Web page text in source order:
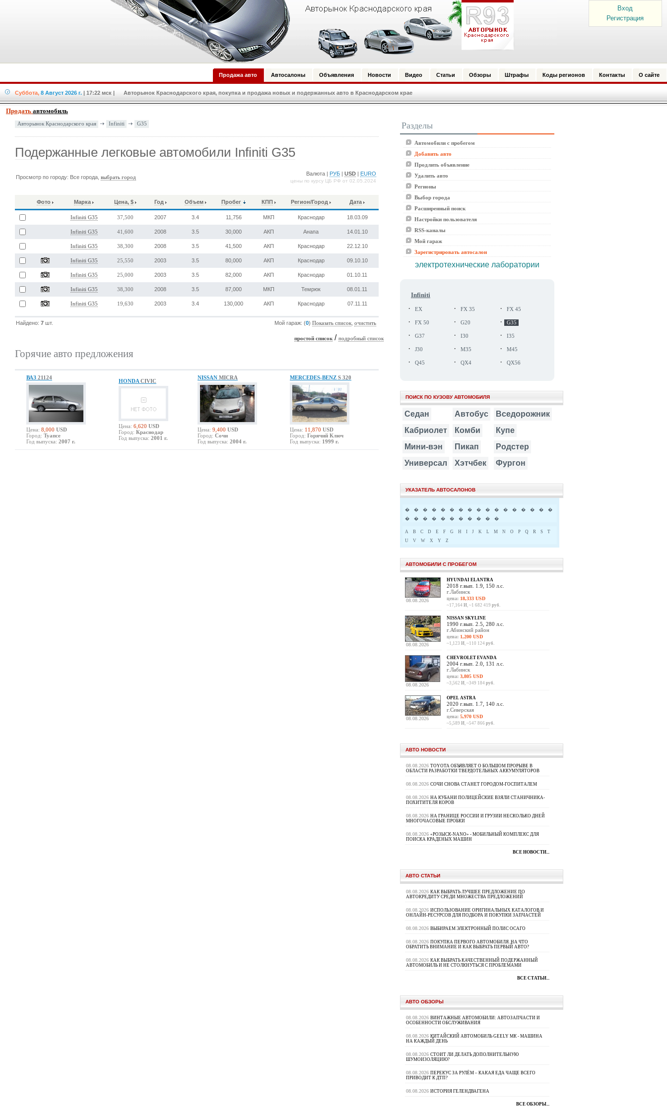
Вход
Регистрация
Продажа авто Автосалоны Объявления Новости Видео Статьи Обзоры Штрафы Коды регионов Контакты О сайте
Суббота, 8 Август 2026 г. | 17:22 мск | Авторынок Краснодарского края, покупка и продажа новых и подержанных авто в Краснодарском крае
Продать автомобиль
Авторынок Краснодарского края Infiniti G35
Подержанные легковые автомобили Infiniti G35
Просмотр по городу: Все города,выбрать город
Валюта | РУБ |USD EURO
цены по курсу ЦБ РФ от 02.05.2024
Фото Марка Цена, $ Год Объем Пробег КПП Регион/Город Дата
Infiniti G35 37,500 2007 3.4 11,756 МКП Краснодар 18.03.09
Infiniti G35 41,600 2008 3.5 30,000 АКП Анапа 14.01.10
Infiniti G35 38,300 2008 3.5 41,500 АКП Краснодар 22.12.10
Infiniti G35 25,550 2003 3.5 80,000 АКП Краснодар 09.10.10
Infiniti G35 25,000 2003 3.5 82,000 АКП Краснодар 01.10.11
Infiniti G35 38,300 2008 3.5 87,000 МКП Темрюк 08.01.11
Infiniti G35 19,630 2003 3.4 130,000 АКП Краснодар 07.11.11
Найдено:7 шт. Мой гараж: (0)Показать список ,очистить
простой список /подробный список
Горячие авто предложения
ВАЗ 21124
Цена: 8,000 USD
Город: Туапсе
Год выпуска: 2007 г.
HONDA CIVIC
Цена: 6,620 USD
Город: Краснодар
Год выпуска: 2001 г.
NISSAN MICRA
Цена: 9,400 USD
Город: Сочи
Год выпуска: 2004 г.
MERCEDES-BENZ S 320
Цена: 11,870 USD
Город: Горячий Ключ
Год выпуска: 1999 г.
Разделы
Автомобили с пробегом
Добавить авто
Продлить объявление
Удалить авто
Регионы
Выбор города
Расширенный поиск
Настройки пользователя
RSS-каналы
Мой гараж
Зарегистрировать автосалон
электротехнические лаборатории
Infiniti
· EX · FX 35 · FX 45
· FX 50 · G20 · G35
· G37 · I30 · I35
· J30 · M35 · M45
· Q45 · QX4 · QX56
ПОИСК ПО КУЗОВУ АВТОМОБИЛЯ
Седан Автобус
Вседорожник
Кабриолет
Комби
Купе
Мини-вэн
Пикап
Родстер
Универсал
Хэтчбек Фургон
УКАЗАТЕЛЬ АВТОСАЛОНОВ
� � � � � � � � � � � � � � � �
�
�
� � � � � � � � � �
A B C D E F G H I J K L M N O P Q R S
T
U
V W X Y Z
АВТОМОБИЛИ С ПРОБЕГОМ
08.08.2026
HYUNDAI ELANTRA
2018 г.вып. 1.9, 150 л.с.
г.Лабинск
цена: 18,333 USD
~17,164 И, ~1 682 419 руб.
08.08.2026
NISSAN SKYLINE
1990 г.вып. 2.5, 280 л.с.
г.Абинский район
цена: 1,200 USD
~1,123 И, ~110 124 руб.
08.08.2026
CHEVROLET EVANDA
2004 г.вып. 2.0, 131 л.с.
г.Лабинск
цена: 3,805 USD
~3,562 И, ~349 184 руб.
08.08.2026
OPEL ASTRA
2020 г.вып. 1.7, 140 л.с.
г.Северская
цена: 5,970 USD
~5,589 И, ~547 866 руб.
АВТО НОВОСТИ
08.08.2026 TOYOTA ОБЪЯВЛЯЕТ О БОЛЬШОМ ПРОРЫВЕ В
ОБЛАСТИ РАЗРАБОТКИ ТВЕРДОТЕЛЬНЫХ АККУМУЛЯТОРОВ
08.08.2026 СОЧИ СНОВА СТАНЕТ ГОРОДОМ-ГОСПИТАЛЕМ
08.08.2026 НА КУБАНИ ПОЛИЦЕЙСКИЕ ВЗЯЛИ СТАНИЧНИКА-
ПОХИТИТЕЛЯ КОРОВ
08.08.2026 НА ГРАНИЦЕ РОССИИ И ГРУЗИИ НЕСКОЛЬКО ДНЕЙ
МНОГОЧАСОВЫЕ ПРОБКИ
08.08.2026 «РОЗЫСК-NANO» - МОБИЛЬНЫЙ КОМПЛЕКС ДЛЯ
ПОИСКА КРАДЕНЫХ МАШИН
ВСЕ НОВОСТИ...
АВТО СТАТЬИ
08.08.2026 КАК ВЫБРАТЬ ЛУЧШЕЕ ПРЕДЛОЖЕНИЕ ПО
АВТОКРЕДИТУ СРЕДИ МНОЖЕСТВА ПРЕДЛОЖЕНИЙ
08.08.2026 ИСПОЛЬЗОВАНИЕ ОРИГИНАЛЬНЫХ КАТАЛОГОВ И
ОНЛАЙН-РЕСУРСОВ ДЛЯ ПОДБОРА И ПОКУПКИ ЗАПЧАСТЕЙ
08.08.2026 ВЫБИРАЕМ ЭЛЕКТРОННЫЙ ПОЛИС ОСАГО
08.08.2026 ПОКУПКА ПЕРВОГО АВТОМОБИЛЯ. НА ЧТО
ОБРАТИТЬ ВНИМАНИЕ И КАК ВЫБРАТЬ ПЕРВЫЙ АВТО?
08.08.2026 КАК ВЫБРАТЬ КАЧЕСТВЕННЫЙ ПОДЕРЖАННЫЙ
АВТОМОБИЛЬ И НЕ СТОЛКНУТЬСЯ С ПРОБЛЕМАМИ
ВСЕ СТАТЬИ...
АВТО ОБЗОРЫ
08.08.2026 ВИНТАЖНЫЕ АВТОМОБИЛИ: АВТОЗАПЧАСТИ И
ОСОБЕННОСТИ ОБСЛУЖИВАНИЯ
08.08.2026 КИТАЙСКИЙ АВТОМОБИЛЬ GEELY МК - МАШИНА
НА КАЖДЫЙ ДЕНЬ
08.08.2026 СТОИТ ЛИ ДЕЛАТЬ ДОПОЛНИТЕЛЬНУЮ
ШУМОИЗОЛЯЦИЮ?
08.08.2026 ПЕРЕКУС ЗА РУЛЁМ – КАКАЯ ЕДА ЧАЩЕ ВСЕГО
ПРИВОДИТ К ДТП?
08.08.2026 ИСТОРИЯ ГЕЛЕНДВАГЕНА
ВСЕ ОБЗОРЫ...